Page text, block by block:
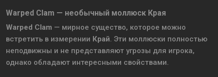
Warped Clam — необычный моллюск Края
Warped Clam — мирное существо, которое можно
встретить в измерении Край. Эти моллюски полностью
неподвижны и не представляют угрозы для игрока,
однако обладают интересными свойствами.